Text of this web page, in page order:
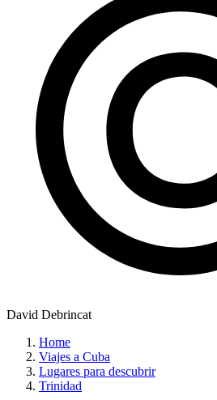
David Debrincat
Home
Viajes a Cuba
Lugares para descubrir
Trinidad